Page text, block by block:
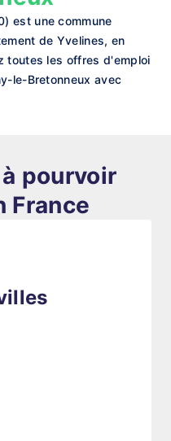
est une commune
de Yvelines, en
toutes les offres d'emploi
le-Bretonneux avec
pourvoir
France